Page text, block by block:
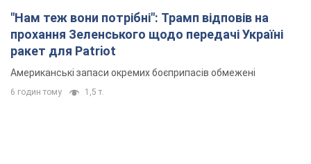
"Нам теж вони потрібні": Трамп відповів на
прохання Зеленського щодо передачі Україні
ракет для Patriot
Американські запаси окремих боєприпасів обмежені
6 годин тому 1,5 т.